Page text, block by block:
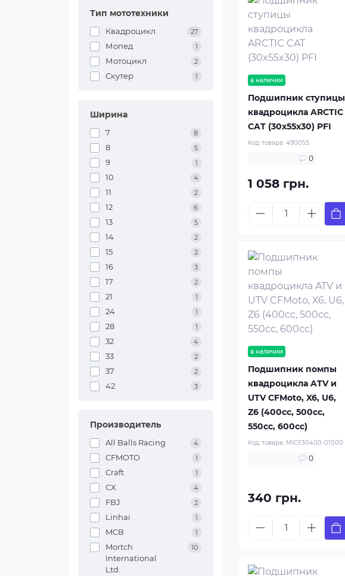
Тип мототехники
Квадроцикл 27
Мопед 1
Мотоцикл 2
Скутер 1
Ширина
7 8
8 5
9 1
10 4
11 2
12 6
13 5
14 2
15 2
16 3
17 2
21 1
24 1
28 1
32 4
33 2
37 2
42 3
Производитель
All Balls Racing 4
CFMOTO 1
Craft 1
CX 4
FBJ 2
Linhai 1
MCB 1
Mortch
International
Ltd.
10
в наличии
Подшипник ступицы
квадроцикла ARCTIC
CAT (30x55x30) PFI
Код товара: 490055
0
1 058 грн.
в наличии
Подшипник помпы
квадроцикла ATV и
UTV CFMoto, X6, U6,
Z6 (400cc, 500cc,
550cc, 600cc)
Код товара: MICF30400-01000
0
340 грн.